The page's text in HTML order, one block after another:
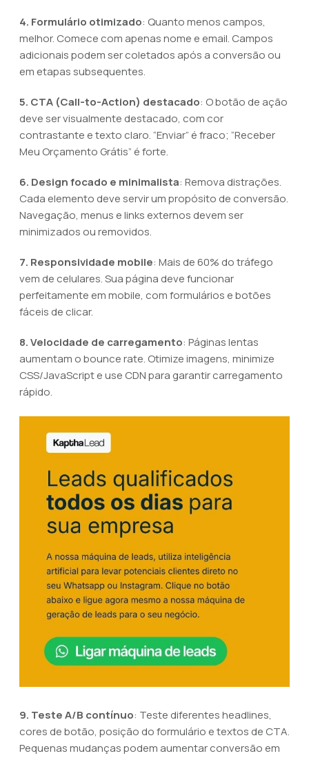
4. Formulário otimizado: Quanto menos campos,
melhor. Comece com apenas nome e email. Campos
adicionais podem ser coletados após a conversão ou
em etapas subsequentes.
5. CTA (Call-to-Action) destacado: O botão de ação
deve ser visualmente destacado, com cor
contrastante e texto claro. “Enviar” é fraco; “Receber
Meu Orçamento Grátis” é forte.
6. Design focado e minimalista: Remova distrações.
Cada elemento deve servir um propósito de conversão.
Navegação, menus e links externos devem ser
minimizados ou removidos.
7. Responsividade mobile: Mais de 60% do tráfego
vem de celulares. Sua página deve funcionar
perfeitamente em mobile, com formulários e botões
fáceis de clicar.
8. Velocidade de carregamento: Páginas lentas
aumentam o bounce rate. Otimize imagens, minimize
CSS/JavaScript e use CDN para garantir carregamento
rápido.
9. Teste A/B contínuo: Teste diferentes headlines,
cores de botão, posição do formulário e textos de CTA.
Pequenas mudanças podem aumentar conversão em